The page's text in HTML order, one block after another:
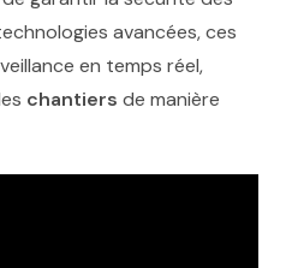
avancées, ces
en temps réel,
chantiers de manière